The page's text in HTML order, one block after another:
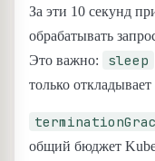
За эти 10 секунд
обрабатывать
Это важно:
sleep
только
общий бюджет